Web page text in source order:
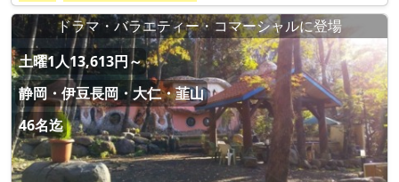
ドラマ・バラエティー・コマーシャルに登場
土曜1人13,613円～
静岡・伊豆長岡・大仁・韮山
46名迄